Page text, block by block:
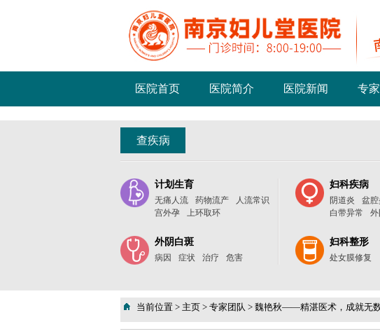
医院首页 医院简介 医院新闻 专
查疾病
计划生育
无痛人流 药物流产
人流常识
宫外孕
上环取环
外阴白斑
病因 症状 治疗 危害
妇科疾病
阴道炎 盆腔
白带异常
外
妇科整形
处女膜修复
当前位置 > 主页 > 专家团队 > 魏艳秋——精湛医术，成就无